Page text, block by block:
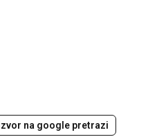
na google pretrazi